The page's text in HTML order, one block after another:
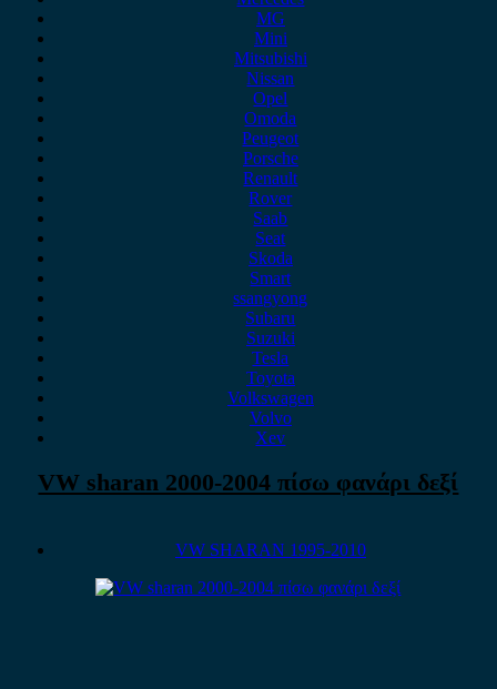
MG
Mini
Mitsubishi
Nissan
Opel
Omoda
Peugeot
Porsche
Renault
Rover
Saab
Seat
Skoda
Smart
ssangyong
Subaru
Suzuki
Tesla
Toyota
Volkswagen
Volvo
Xev
VW sharan 2000-2004 πίσω φανάρι δεξί
VW SHARAN 1995-2010